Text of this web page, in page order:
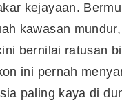
kejayaan.
kawasan mundur,
bernilai ratusan
ini pernah
paling kaya di